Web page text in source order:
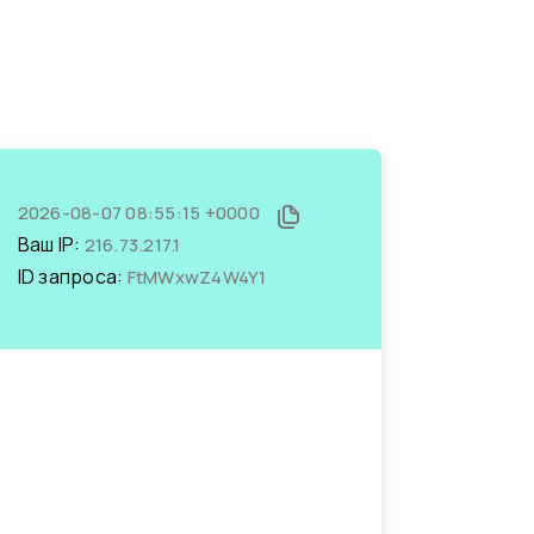
2026-08-07 08:55:15 +0000
Ваш IP: 216.73.217.1
ID запроса: FtMWxwZ4W4Y1